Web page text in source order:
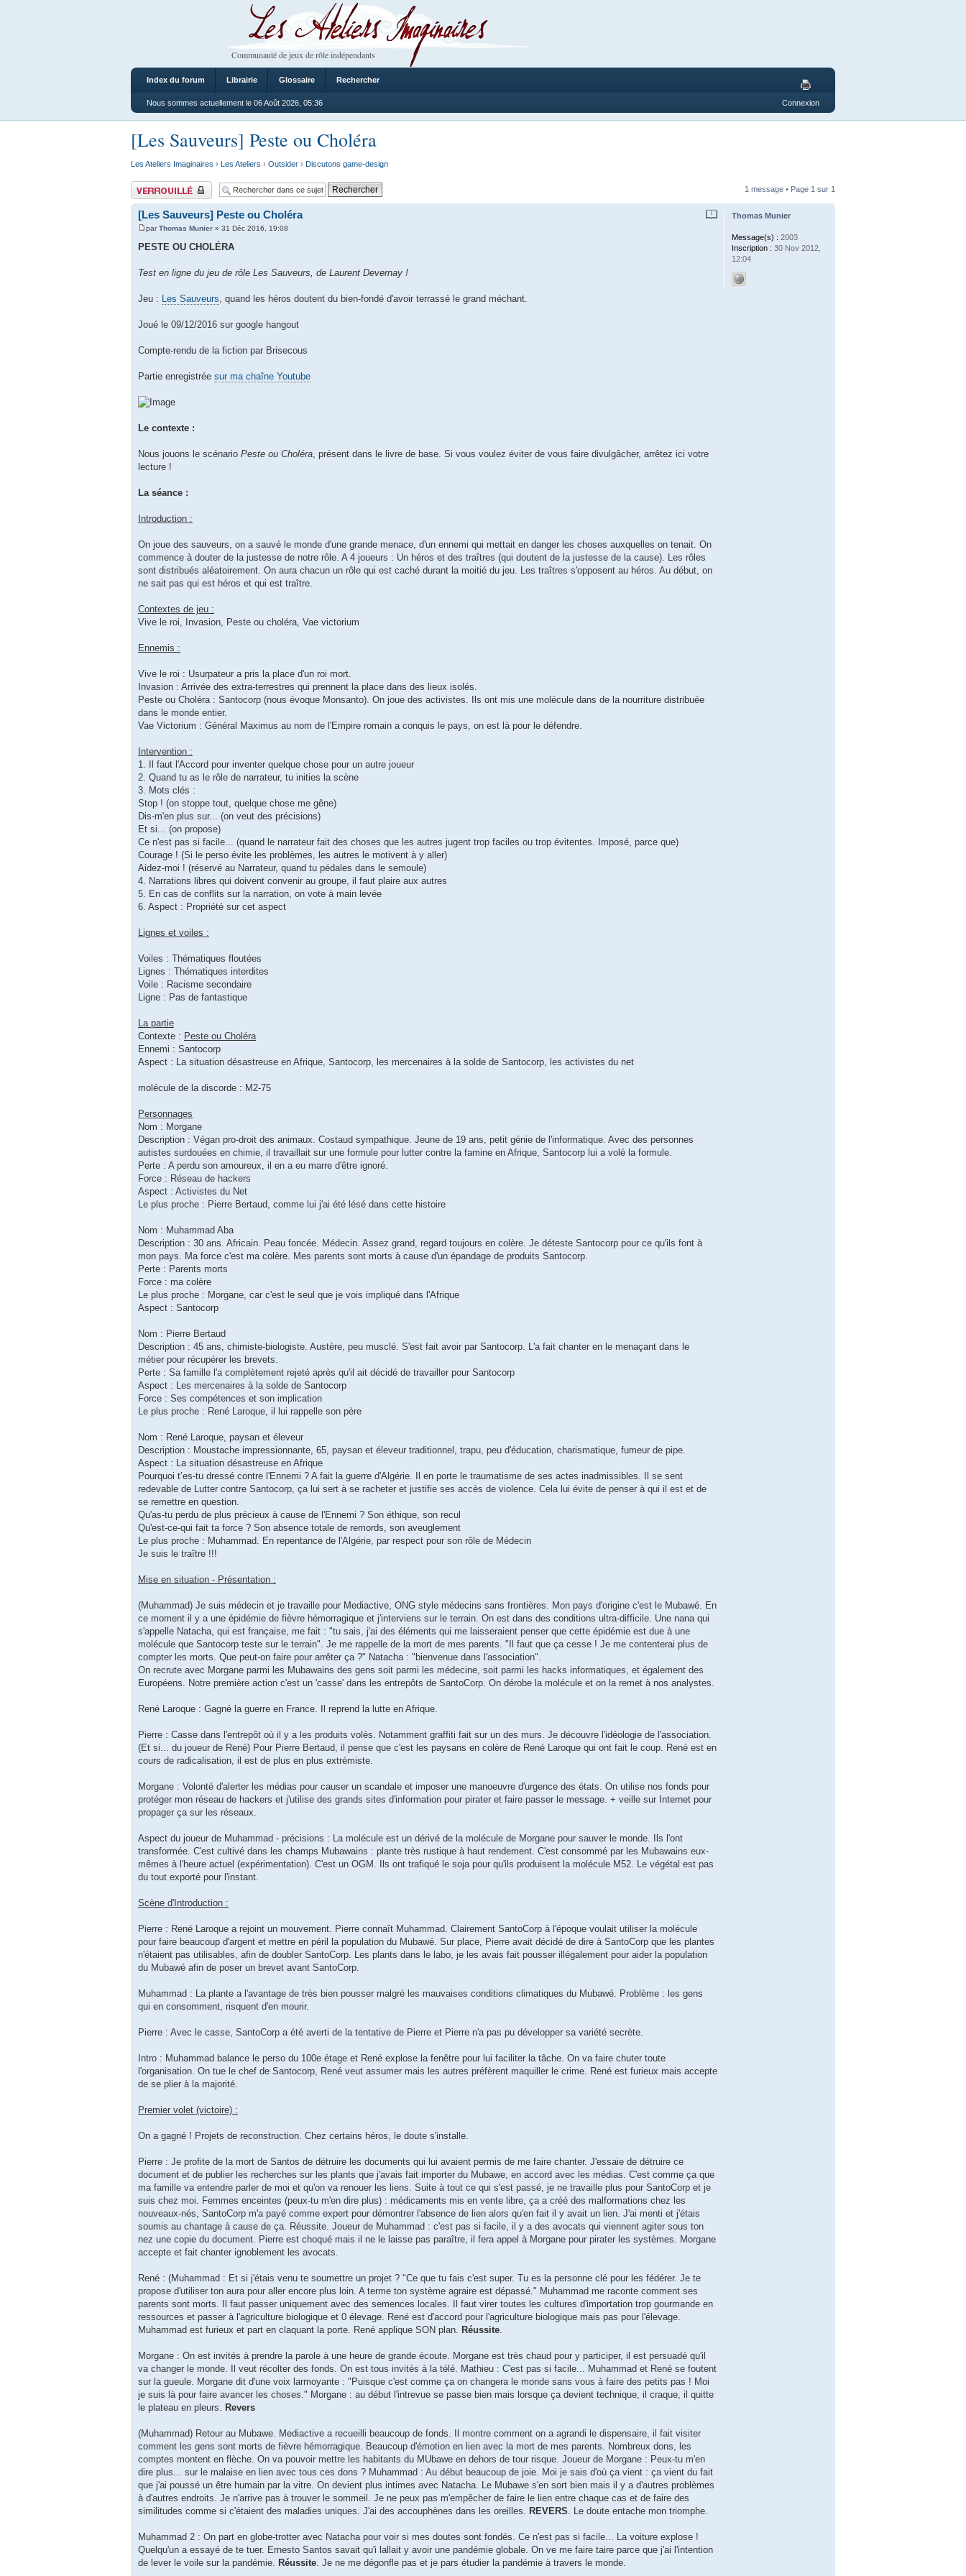
Les Ateliers Imaginaires
Communauté de jeux de rôle indépendants
Index du forum Librairie Glossaire Rechercher
Nous sommes actuellement le 06 Août 2026, 05:36 Connexion
[Les Sauveurs] Peste ou Choléra
Les Ateliers Imaginaires › Les Ateliers › Outsider › Discutons game-design
Sujet verrouillé 1 message • Page 1 sur 1
[Les Sauveurs] Peste ou Choléra
parThomas Munier » 31 Déc 2016, 19:08
PESTE OU CHOLÉRA
Test en ligne du jeu de rôle Les Sauveurs, de Laurent Devernay !
Jeu : Les Sauveurs, quand les héros doutent du bien-fondé d'avoir terrassé le grand méchant.
Joué le 09/12/2016 sur google hangout
Compte-rendu de la fiction par Brisecous
Partie enregistrée sur ma chaîne Youtube
Le contexte :
Nous jouons le scénario Peste ou Choléra, présent dans le livre de base. Si vous voulez éviter de vous faire divulgâcher, arrêtez ici votre
lecture !
La séance :
Introduction :
On joue des sauveurs, on a sauvé le monde d'une grande menace, d'un ennemi qui mettait en danger les choses auxquelles on tenait. On
commence à douter de la justesse de notre rôle. A 4 joueurs : Un héros et des traîtres (qui doutent de la justesse de la cause). Les rôles
sont distribués aléatoirement. On aura chacun un rôle qui est caché durant la moitié du jeu. Les traîtres s'opposent au héros. Au début, on
ne sait pas qui est héros et qui est traître.
Contextes de jeu :
Vive le roi, Invasion, Peste ou choléra, Vae victorium
Ennemis :
Vive le roi : Usurpateur a pris la place d'un roi mort.
Invasion : Arrivée des extra-terrestres qui prennent la place dans des lieux isolés.
Peste ou Choléra : Santocorp (nous évoque Monsanto). On joue des activistes. Ils ont mis une molécule dans de la nourriture distribuée
dans le monde entier.
Vae Victorium : Général Maximus au nom de l'Empire romain a conquis le pays, on est là pour le défendre.
Intervention :
1. Il faut l'Accord pour inventer quelque chose pour un autre joueur
2. Quand tu as le rôle de narrateur, tu inities la scène
3. Mots clés :
Stop ! (on stoppe tout, quelque chose me gêne)
Dis-m'en plus sur... (on veut des précisions)
Et si... (on propose)
Ce n'est pas si facile... (quand le narrateur fait des choses que les autres jugent trop faciles ou trop évitentes. Imposé, parce que)
Courage ! (Si le perso évite les problèmes, les autres le motivent à y aller)
Aidez-moi ! (réservé au Narrateur, quand tu pédales dans le semoule)
4. Narrations libres qui doivent convenir au groupe, il faut plaire aux autres
5. En cas de conflits sur la narration, on vote à main levée
6. Aspect : Propriété sur cet aspect
Lignes et voiles :
Voiles : Thématiques floutées
Lignes : Thématiques interdites
Voile : Racisme secondaire
Ligne : Pas de fantastique
La partie
Contexte : Peste ou Choléra
Ennemi : Santocorp
Aspect : La situation désastreuse en Afrique, Santocorp, les mercenaires à la solde de Santocorp, les activistes du net
molécule de la discorde : M2-75
Personnages
Nom : Morgane
Description : Végan pro-droit des animaux. Costaud sympathique. Jeune de 19 ans, petit génie de l'informatique. Avec des personnes
autistes surdouées en chimie, il travaillait sur une formule pour lutter contre la famine en Afrique, Santocorp lui a volé la formule.
Perte : A perdu son amoureux, il en a eu marre d'être ignoré.
Force : Réseau de hackers
Aspect : Activistes du Net
Le plus proche : Pierre Bertaud, comme lui j'ai été lésé dans cette histoire
Nom : Muhammad Aba
Description : 30 ans. Africain. Peau foncée. Médecin. Assez grand, regard toujours en colère. Je déteste Santocorp pour ce qu'ils font à
mon pays. Ma force c'est ma colère. Mes parents sont morts à cause d'un épandage de produits Santocorp.
Perte : Parents morts
Force : ma colère
Le plus proche : Morgane, car c'est le seul que je vois impliqué dans l'Afrique
Aspect : Santocorp
Nom : Pierre Bertaud
Description : 45 ans, chimiste-biologiste. Austère, peu musclé. S'est fait avoir par Santocorp. L'a fait chanter en le menaçant dans le
métier pour récupérer les brevets.
Perte : Sa famille l'a complètement rejeté après qu'il ait décidé de travailler pour Santocorp
Aspect : Les mercenaires à la solde de Santocorp
Force : Ses compétences et son implication
Le plus proche : René Laroque, il lui rappelle son père
Nom : René Laroque, paysan et éleveur
Description : Moustache impressionnante, 65, paysan et éleveur traditionnel, trapu, peu d'éducation, charismatique, fumeur de pipe.
Aspect : La situation désastreuse en Afrique
Pourquoi t’es-tu dressé contre l'Ennemi ? A fait la guerre d'Algérie. Il en porte le traumatisme de ses actes inadmissibles. Il se sent
redevable de Lutter contre Santocorp, ça lui sert à se racheter et justifie ses accès de violence. Cela lui évite de penser à qui il est et de
se remettre en question.
Qu'as-tu perdu de plus précieux à cause de l'Ennemi ? Son éthique, son recul
Qu'est-ce-qui fait ta force ? Son absence totale de remords, son aveuglement
Le plus proche : Muhammad. En repentance de l'Algérie, par respect pour son rôle de Médecin
Je suis le traître !!!
Mise en situation - Présentation :
(Muhammad) Je suis médecin et je travaille pour Mediactive, ONG style médecins sans frontières. Mon pays d'origine c'est le Mubawé. En
ce moment il y a une épidémie de fièvre hémorragique et j'interviens sur le terrain. On est dans des conditions ultra-difficile. Une nana qui
s'appelle Natacha, qui est française, me fait : "tu sais, j'ai des éléments qui me laisseraient penser que cette épidémie est due à une
molécule que Santocorp teste sur le terrain". Je me rappelle de la mort de mes parents. "Il faut que ça cesse ! Je me contenterai plus de
compter les morts. Que peut-on faire pour arrêter ça ?" Natacha : "bienvenue dans l'association".
On recrute avec Morgane parmi les Mubawains des gens soit parmi les médecine, soit parmi les hacks informatiques, et également des
Européens. Notre première action c'est un 'casse' dans les entrepôts de SantoCorp. On dérobe la molécule et on la remet à nos analystes.
René Laroque : Gagné la guerre en France. Il reprend la lutte en Afrique.
Pierre : Casse dans l'entrepôt où il y a les produits volés. Notamment graffiti fait sur un des murs. Je découvre l'idéologie de l'association.
(Et si... du joueur de René) Pour Pierre Bertaud, il pense que c'est les paysans en colère de René Laroque qui ont fait le coup. René est en
cours de radicalisation, il est de plus en plus extrémiste.
Morgane : Volonté d'alerter les médias pour causer un scandale et imposer une manoeuvre d'urgence des états. On utilise nos fonds pour
protéger mon réseau de hackers et j'utilise des grands sites d'information pour pirater et faire passer le message. + veille sur Internet pour
propager ça sur les réseaux.
Aspect du joueur de Muhammad - précisions : La molécule est un dérivé de la molécule de Morgane pour sauver le monde. Ils l'ont
transformée. C'est cultivé dans les champs Mubawains : plante très rustique à haut rendement. C'est consommé par les Mubawains eux-
mêmes à l'heure actuel (expérimentation). C'est un OGM. Ils ont trafiqué le soja pour qu'ils produisent la molécule M52. Le végétal est pas
du tout exporté pour l'instant.
Scène d'Introduction :
Pierre : René Laroque a rejoint un mouvement. Pierre connaît Muhammad. Clairement SantoCorp à l'époque voulait utiliser la molécule
pour faire beaucoup d'argent et mettre en péril la population du Mubawé. Sur place, Pierre avait décidé de dire à SantoCorp que les plantes
n'étaient pas utilisables, afin de doubler SantoCorp. Les plants dans le labo, je les avais fait pousser illégalement pour aider la population
du Mubawé afin de poser un brevet avant SantoCorp.
Muhammad : La plante a l'avantage de très bien pousser malgré les mauvaises conditions climatiques du Mubawé. Problème : les gens
qui en consomment, risquent d'en mourir.
Pierre : Avec le casse, SantoCorp a été averti de la tentative de Pierre et Pierre n'a pas pu développer sa variété secrète.
Intro : Muhammad balance le perso du 100e étage et René explose la fenêtre pour lui faciliter la tâche. On va faire chuter toute
l'organisation. On tue le chef de Santocorp, René veut assumer mais les autres préfèrent maquiller le crime. René est furieux mais accepte
de se plier à la majorité.
Premier volet (victoire) :
On a gagné ! Projets de reconstruction. Chez certains héros, le doute s'installe.
Pierre : Je profite de la mort de Santos de détruire les documents qui lui avaient permis de me faire chanter. J'essaie de détruire ce
document et de publier les recherches sur les plants que j'avais fait importer du Mubawe, en accord avec les médias. C'est comme ça que
ma famille va entendre parler de moi et qu'on va renouer les liens. Suite à tout ce qui s'est passé, je ne travaille plus pour SantoCorp et je
suis chez moi. Femmes enceintes (peux-tu m'en dire plus) : médicaments mis en vente libre, ça a créé des malformations chez les
nouveaux-nés, SantoCorp m'a payé comme expert pour démontrer l'absence de lien alors qu'en fait il y avait un lien. J'ai menti et j'étais
soumis au chantage à cause de ça. Réussite. Joueur de Muhammad : c'est pas si facile, il y a des avocats qui viennent agiter sous ton
nez une copie du document. Pierre est choqué mais il ne le laisse pas paraître, il fera appel à Morgane pour pirater les systèmes. Morgane
accepte et fait chanter ignoblement les avocats.
René : (Muhammad : Et si j'étais venu te soumettre un projet ? "Ce que tu fais c'est super. Tu es la personne clé pour les fédérer. Je te
propose d'utiliser ton aura pour aller encore plus loin. A terme ton système agraire est dépassé." Muhammad me raconte comment ses
parents sont morts. Il faut passer uniquement avec des semences locales. Il faut virer toutes les cultures d'importation trop gourmande en
ressources et passer à l'agriculture biologique et 0 élevage. René est d'accord pour l'agriculture biologique mais pas pour l'élevage.
Muhammad est furieux et part en claquant la porte. René applique SON plan. Réussite.
Morgane : On est invités à prendre la parole à une heure de grande écoute. Morgane est très chaud pour y participer, il est persuadé qu'il
va changer le monde. Il veut récolter des fonds. On est tous invités à la télé. Mathieu : C'est pas si facile... Muhammad et René se foutent
sur la gueule. Morgane dit d'une voix larmoyante : "Puisque c'est comme ça on changera le monde sans vous à faire des petits pas ! Moi
je suis là pour faire avancer les choses." Morgane : au début l'intrevue se passe bien mais lorsque ça devient technique, il craque, il quitte
le plateau en pleurs. Revers
(Muhammad) Retour au Mubawe. Mediactive a recueilli beaucoup de fonds. Il montre comment on a agrandi le dispensaire, il fait visiter
comment les gens sont morts de fièvre hémorragique. Beaucoup d'émotion en lien avec la mort de mes parents. Nombreux dons, les
comptes montent en flèche. On va pouvoir mettre les habitants du MUbawe en dehors de tour risque. Joueur de Morgane : Peux-tu m'en
dire plus... sur le malaise en lien avec tous ces dons ? Muhammad : Au début beaucoup de joie. Moi je sais d'où ça vient : ça vient du fait
que j'ai poussé un être humain par la vitre. On devient plus intimes avec Natacha. Le Mubawe s'en sort bien mais il y a d'autres problèmes
à d'autres endroits. Je n'arrive pas à trouver le sommeil. Je ne peux pas m'empêcher de faire le lien entre chaque cas et de faire des
similitudes comme si c'étaient des maladies uniques. J'ai des accouphènes dans les oreilles. REVERS. Le doute entache mon triomphe.
Muhammad 2 : On part en globe-trotter avec Natacha pour voir si mes doutes sont fondés. Ce n'est pas si facile... La voiture explose !
Quelqu'un a essayé de te tuer. Ernesto Santos savait qu'i lallait y avoir une pandémie globale. On ve me faire taire parce que j'ai l'intention
de lever le voile sur la pandémie. Réussite. Je ne me dégonfle pas et je pars étudier la pandémie à travers le monde.
Thomas Munier
Message(s) : 2003
Inscription : 30 Nov 2012,
12:04